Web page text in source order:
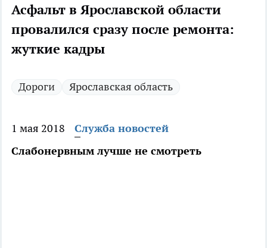
Асфальт в Ярославской области
провалился сразу после ремонта:
жуткие кадры
Дороги Ярославская область
1 мая 2018
Служба новостей
Слабонервным лучше не смотреть